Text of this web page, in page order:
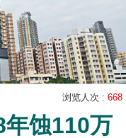
浏览人次 : 668
蚀110万